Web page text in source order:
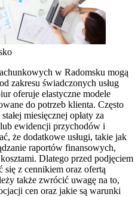
w Radomsku mogą
zakresu świadczonych usług
oferuje elastyczne modele
do potrzeb klienta. Często
miesięcznej opłaty za
ewidencji przychodów i
że dodatkowe usługi, takie jak
raportów finansowych,
Dlatego przed podjęciem
się z cennikiem oraz ofertą
także zwrócić uwagę na to,
cen oraz jakie są warunki